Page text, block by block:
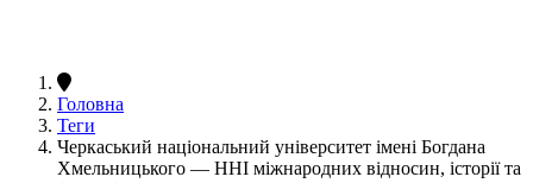
Головна
Теги
Черкаський національний університет імені Богдана
Хмельницького — ННІ міжнародних відносин, історії та